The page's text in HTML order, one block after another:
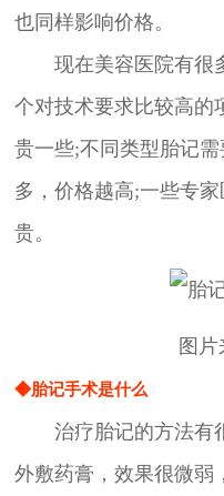
也同样影响价格。
现在美容医院有很
个对技术要求比较高的
贵一些;不同类型胎记
多，价格越高;一些专
贵。
图
◆胎记手术是什么
治疗胎记的方法有
外敷药膏，效果很微弱